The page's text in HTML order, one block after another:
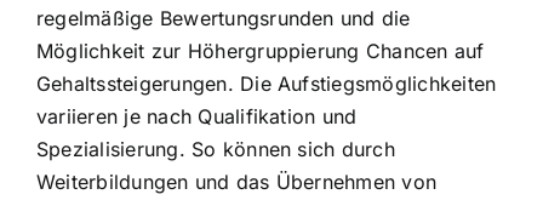
regelmäßige Bewertungsrunden und die
Möglichkeit zur Höhergruppierung Chancen auf
Gehaltssteigerungen. Die Aufstiegsmöglichkeiten
variieren je nach Qualifikation und
Spezialisierung. So können sich durch
Weiterbildungen und das Übernehmen von